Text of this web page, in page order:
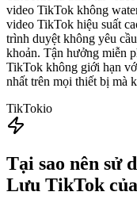
video TikTok không
video TikTok hiệu suất
trình duyệt không yêu
khoản. Tận hưởng miễn
TikTok không giới hạn
nhất trên mọi thiết bị mà
TikTokio
Tại sao nên sử
Lưu TikTok